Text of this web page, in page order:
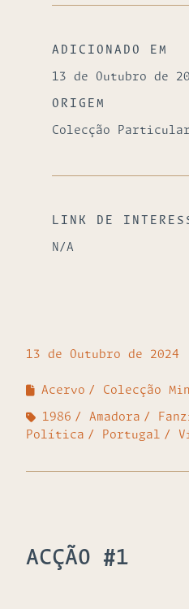
ADICIONADO EM
13 de Outubro de
ORIGEM
Colecção Particular
LINK DE
N/A
13 de Outubro de 2024
Acervo Colecção
1986 Amadora
Política
Portugal
ACÇÃO #1